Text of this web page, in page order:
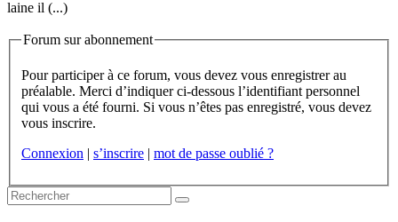
laine il (...)
Forum sur abonnement
Pour participer à ce forum, vous devez vous enregistrer au
préalable. Merci d’indiquer ci-dessous l’identifiant personnel
qui vous a été fourni. Si vous n’êtes pas enregistré, vous devez
vous inscrire.
Connexion | s’inscrire | mot de passe oublié ?